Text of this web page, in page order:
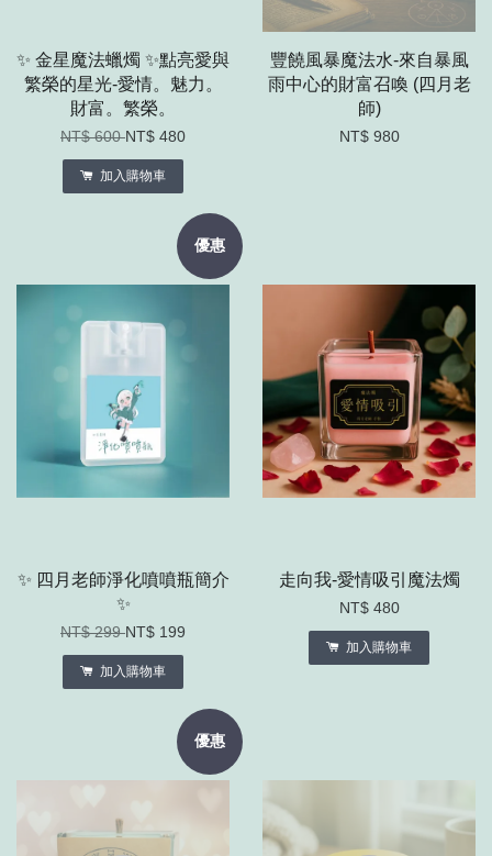
✨ 金星魔法蠟燭 ✨點亮愛與
繁榮的星光-愛情。魅力。
財富。繁榮。
NT$ 600NT$ 480
加入購物車
豐饒風暴魔法水-來自暴風
雨中心的財富召喚 (四月老
師)
NT$ 980
優惠
✨ 四月老師淨化噴噴瓶簡介
✨
NT$ 299NT$ 199
加入購物車
走向我-愛情吸引魔法燭
NT$ 480
加入購物車
優惠